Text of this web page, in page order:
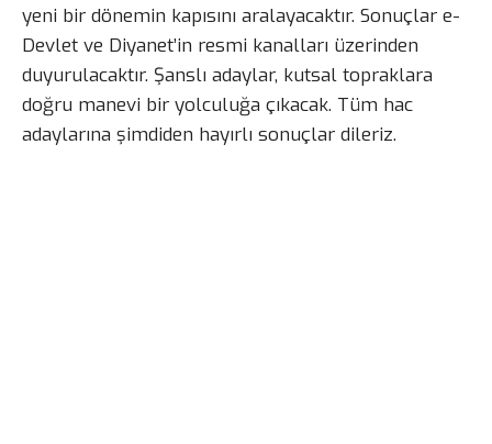
yeni bir dönemin kapısını aralayacaktır. Sonuçlar e-
Devlet ve Diyanet’in resmi kanalları üzerinden
duyurulacaktır. Şanslı adaylar, kutsal topraklara
doğru manevi bir yolculuğa çıkacak. Tüm hac
adaylarına şimdiden hayırlı sonuçlar dileriz.